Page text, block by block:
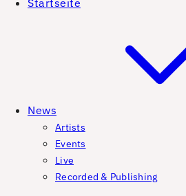
Startseite
News
Artists
Events
Live
Recorded & Publishing